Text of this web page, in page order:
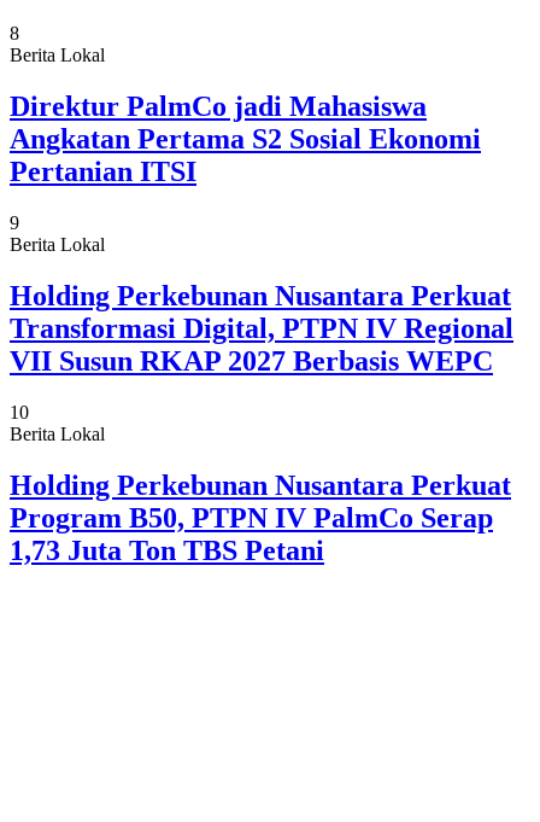
8
Berita Lokal
Direktur PalmCo jadi Mahasiswa
Angkatan Pertama S2 Sosial Ekonomi
Pertanian ITSI
9
Berita Lokal
Holding Perkebunan Nusantara Perkuat
Transformasi Digital, PTPN IV Regional
VII Susun RKAP 2027 Berbasis WEPC
10
Berita Lokal
Holding Perkebunan Nusantara Perkuat
Program B50, PTPN IV PalmCo Serap
1,73 Juta Ton TBS Petani